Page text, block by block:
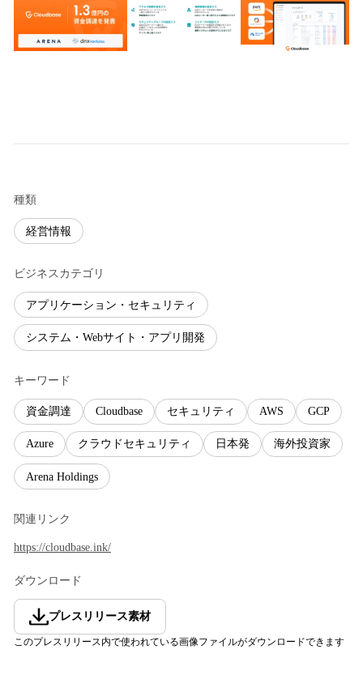
種類
経営情報
ビジネスカテゴリ
アプリケーション・セキュリティ
システム・Webサイト・アプリ開発
キーワード
資金調達 Cloudbase セキュリティ AWS GCP
Azure クラウドセキュリティ 日本発 海外投資家
Arena Holdings
関連リンク
https://cloudbase.ink/
ダウンロード
プレスリリース素材
このプレスリリース内で使われている画像ファイルがダウンロードできます